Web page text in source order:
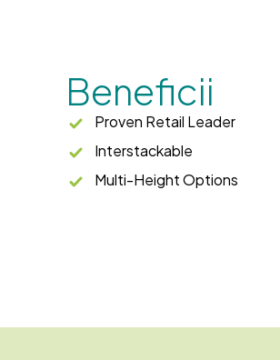
Beneficii
Proven Retail Leader
Interstackable
Multi-Height Options